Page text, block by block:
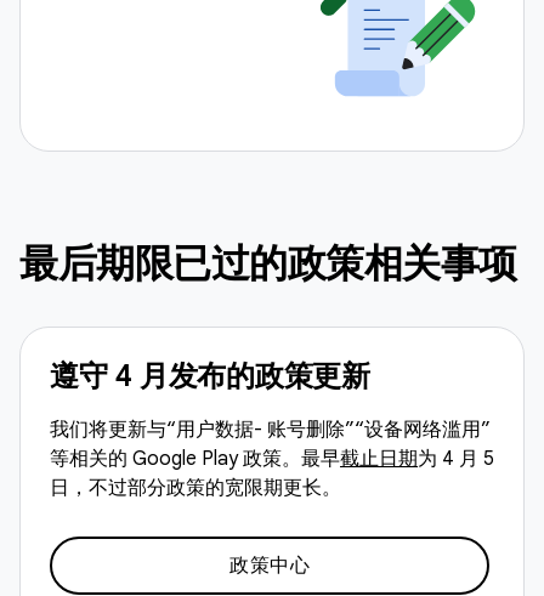
最后期限已过的政策相关事项
遵守 4 月发布的政策更新
我们将更新与“用户数据- 账号删除”“设备网络滥用”
等相关的 Google Play 政策。最早截止日期为 4 月 5
日，不过部分政策的宽限期更长。
政策中心